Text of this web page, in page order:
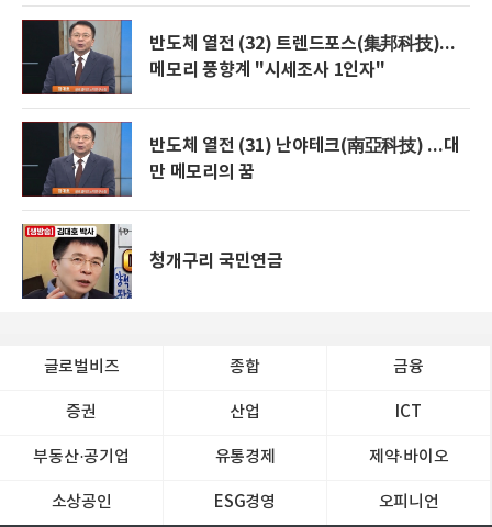
반도체 열전 (32) 트렌드포스(集邦科技)...
메모리 풍향계 "시세조사 1인자"
반도체 열전 (31) 난야테크(南亞科技) ...대
만 메모리의 꿈
청개구리 국민연금
글로벌비즈 종합 금융
증권 산업 ICT
부동산·공기업 유통경제 제약∙바이오
소상공인 ESG경영 오피니언